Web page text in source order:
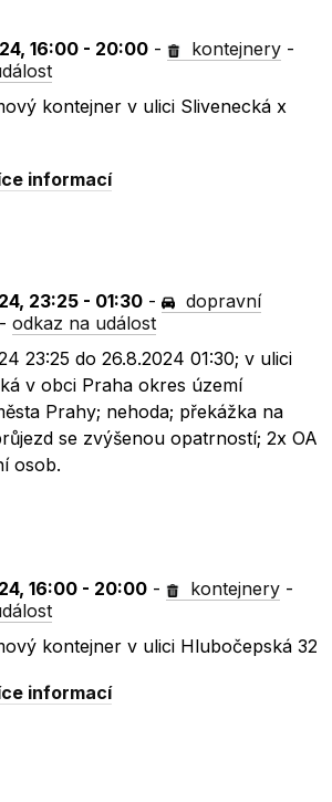
16:00 - 20:00 - kontejnery -
kontejner v ulici Slivenecká x
informací
23:25 - 01:30 -
dopravní
-odkaz na událost
23:25 do 26.8.2024 01:30; v ulici
v obci Praha okres území
Prahy; nehoda; překážka na
se zvýšenou opatrností; 2x OA
osob.
16:00 - 20:00 - kontejnery -
kontejner v ulici Hlubočepská 32
informací